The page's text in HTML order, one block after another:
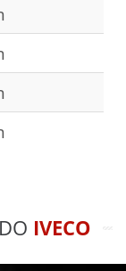
IVECO